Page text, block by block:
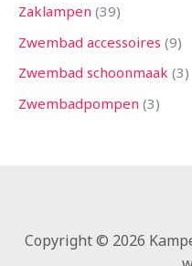
Zaklampen 39
Zwembad accessoires 9
Zwembad schoonmaak 3
Zwembadpompen 3
Copyright © 2026